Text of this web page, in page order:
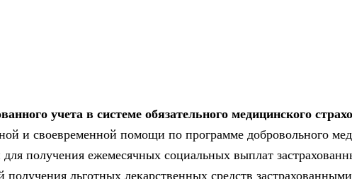
учета в системе обязательного медицинского
и своевременной помощи по программе добровольного
для получения ежемесячных социальных выплат
получения льготных лекарственных средств